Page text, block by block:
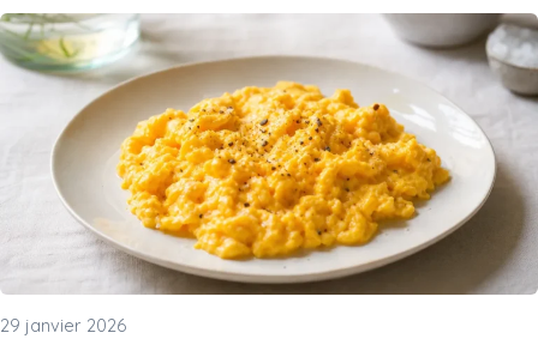
29 janvier 2026